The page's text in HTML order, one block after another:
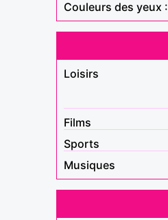
Couleurs des yeux :
Loisirs
Films
Sports
Musiques